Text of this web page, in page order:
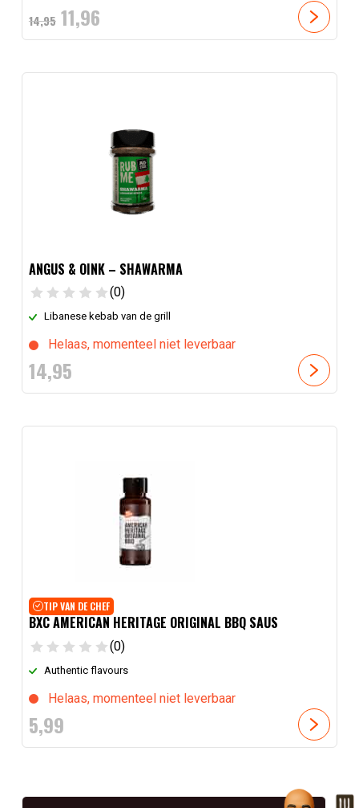
14,95 Oorspronkelijke
prijs
was:
11,96Huidige
prijs
is:
ANGUS & OINK – SHAWARMA
(0)
Libanese kebab van de grill
Helaas, momenteel niet leverbaar
14,95
TIP VAN DE CHEF
BXC AMERICAN HERITAGE ORIGINAL BBQ SAUS
(0)
Authentic flavours
Helaas, momenteel niet leverbaar
5,99